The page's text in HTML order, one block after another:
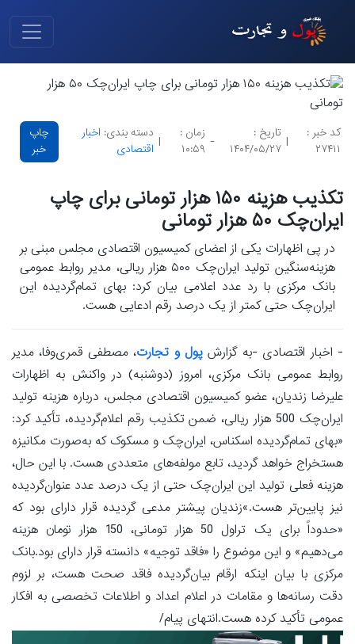
کد خبر :
۲۷۴۱۱
|
تاریخ :
۱۴۰۴/۰۵/۲۷
-
زمان :
۱۰:۵۹
|
دسته بندی: اخبار
اقتصادی
چاپ
خبر
تکذیب هزینه ۱۵۰ هزار تومانی برای چاپ
ایران‌چک ۵۰ هزار تومانی
در پی اظهارات یکی از اعضای کمیسیون اقتصادی مجلس مبنی بر
هزینه‌سنگین تولید ایران‌چک ۵۰۰ هزار ریالی، مدیر روابط عمومی
بانک مرکزی با رد عدد اعلامی بیان کرد: بهای تمام‌گردیده این
ایران‌چک حتی کمتر از یک درصد رقم ادعایی هست.
- اخبار اقتصادی -به گزارش پول و تجارت، مصطفی قمری‌وفا، مدیر
روابط عمومی بانک مرکزی، امروز (دوشنبه) در واکنش به اظهارات
علیرضا زندیان، عضو کمیسیون اقتصادی مجلس، درباره هزینه تولید
ایران‌چک 500 هزار ریالی، ضمن تکذیب رقم اعلام‌گردیده، تأکید کرد:
«بهای تمام‌گردیده اسکناس، ایران‌چک و مسکوک که به‌صورت مکانیزه
هستخراج خواهد گردید، تابع مولفه‌های متعددی هست. با این حال،
هزینه فعلی تولید این ایران‌چک حتی از یک درصد عدد عنوان‌گردیده
نیز پایین‌تر هست.»زندیان پیشتر مدعی گردیده قرار دارای بود که
«حدوداً برای یک تراول 50 هزار تومانی، 150 هزار تومان هزینه
می‌دهیم» و این موضوع را «فاقد توجیه» دانسته قرار دارای بود.بانک
مرکزی با بیان اینکه ارقام بیان‌گردیده فاقد صحت هست، بر لزوم
دقت رسانه‌ها و مقامات در اعلام اعداد و اطلاعات تخصصی به افکار
عمومی تأکید کرده هست.انتهای پیام/